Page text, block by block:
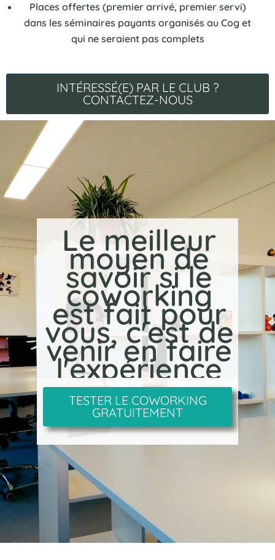
Places offertes (premier arrivé, premier servi)
dans les séminaires payants organisés au Cog et
qui ne seraient pas complets
INTÉRESSÉ(E) PAR LE CLUB ?
CONTACTEZ-NOUS
Le meilleur
moyen de
savoir si le
coworking
est fait pour
vous, c'est de
venir en faire
l'expérience
TESTER LE COWORKING
GRATUITEMENT